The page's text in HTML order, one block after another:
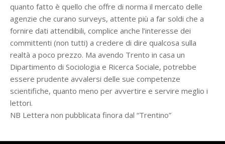
quanto fatto è quello che offre di norma il mercato delle
agenzie che curano surveys, attente più a far soldi che a
fornire dati attendibili, complice anche l’interesse dei
committenti (non tutti) a credere di dire qualcosa sulla
realtà a poco prezzo. Ma avendo Trento in casa un
Dipartimento di Sociologia e Ricerca Sociale, potrebbe
essere prudente avvalersi delle sue competenze
scientifiche, quanto meno per avvertire e servire meglio i
lettori.
NB Lettera non pubblicata finora dal “Trentino”